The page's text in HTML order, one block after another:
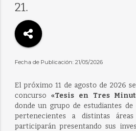
21.
Fecha de Publicación: 21/05/2026
El próximo 11 de agosto de 2026
concurso «Tesis en Tres
donde un grupo de estudiantes de
pertenecientes a distintas
participarán presentando sus